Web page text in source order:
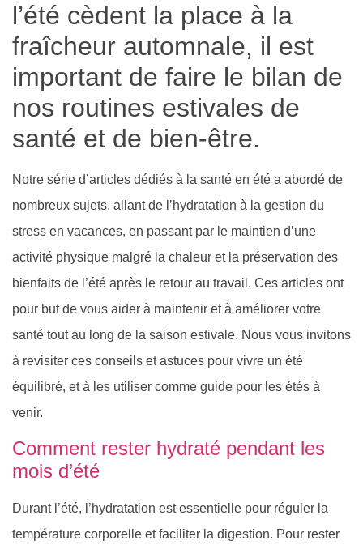
l’été cèdent la place à la
fraîcheur automnale, il est
important de faire le bilan de
nos routines estivales de
santé et de bien-être.
Notre série d’articles dédiés à la santé en été a abordé de
nombreux sujets, allant de l’hydratation à la gestion du
stress en vacances, en passant par le maintien d’une
activité physique malgré la chaleur et la préservation des
bienfaits de l’été après le retour au travail. Ces articles ont
pour but de vous aider à maintenir et à améliorer votre
santé tout au long de la saison estivale. Nous vous invitons
à revisiter ces conseils et astuces pour vivre un été
équilibré, et à les utiliser comme guide pour les étés à
venir.
Comment rester hydraté pendant les
mois d’été
Durant l’été, l’hydratation est essentielle pour réguler la
température corporelle et faciliter la digestion. Pour rester